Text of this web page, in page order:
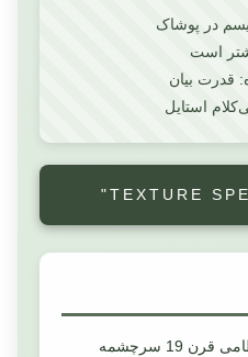
در پوشاک
است
قدرت بیان
استایل
رنگ خاکی که از لباس‌های نظامی قرن 19 سرچشمه